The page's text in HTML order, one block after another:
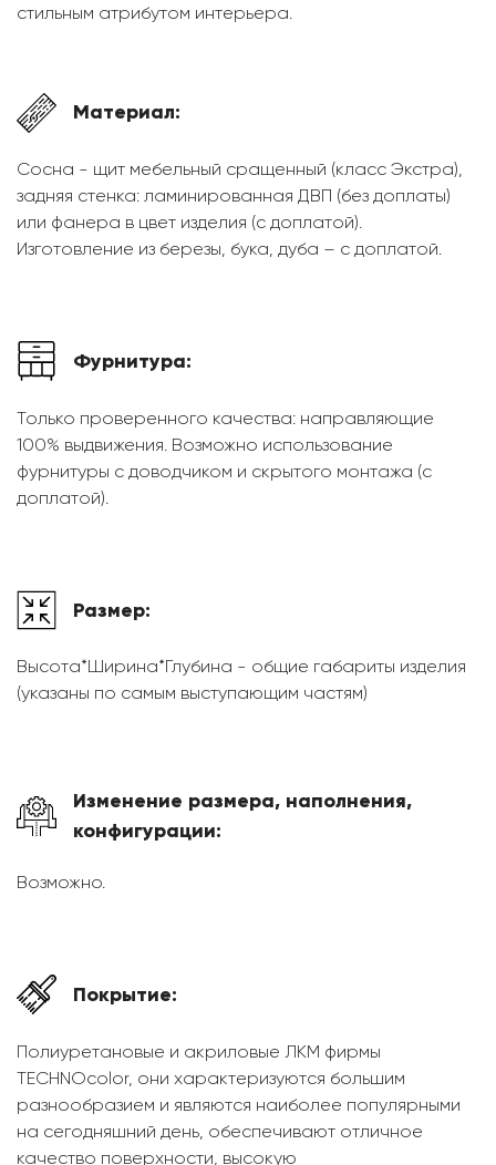
стильным атрибутом интерьера.
Материал:
Сосна - щит мебельный сращенный (класс Экстра),
задняя стенка: ламинированная ДВП (без доплаты)
или фанера в цвет изделия (с доплатой).
Изготовление из березы, бука, дуба – с доплатой.
Фурнитура:
Только проверенного качества: направляющие
100% выдвижения. Возможно использование
фурнитуры с доводчиком и скрытого монтажа (с
доплатой).
Размер:
Высота*Ширина*Глубина - общие габариты изделия
(указаны по самым выступающим частям)
Изменение размера, наполнения,
конфигурации:
Возможно.
Покрытие:
Полиуретановые и акриловые ЛКМ фирмы
TECHNOcolor, они характеризуются большим
разнообразием и являются наиболее популярными
на сегодняшний день, обеспечивают отличное
качество поверхности, высокую